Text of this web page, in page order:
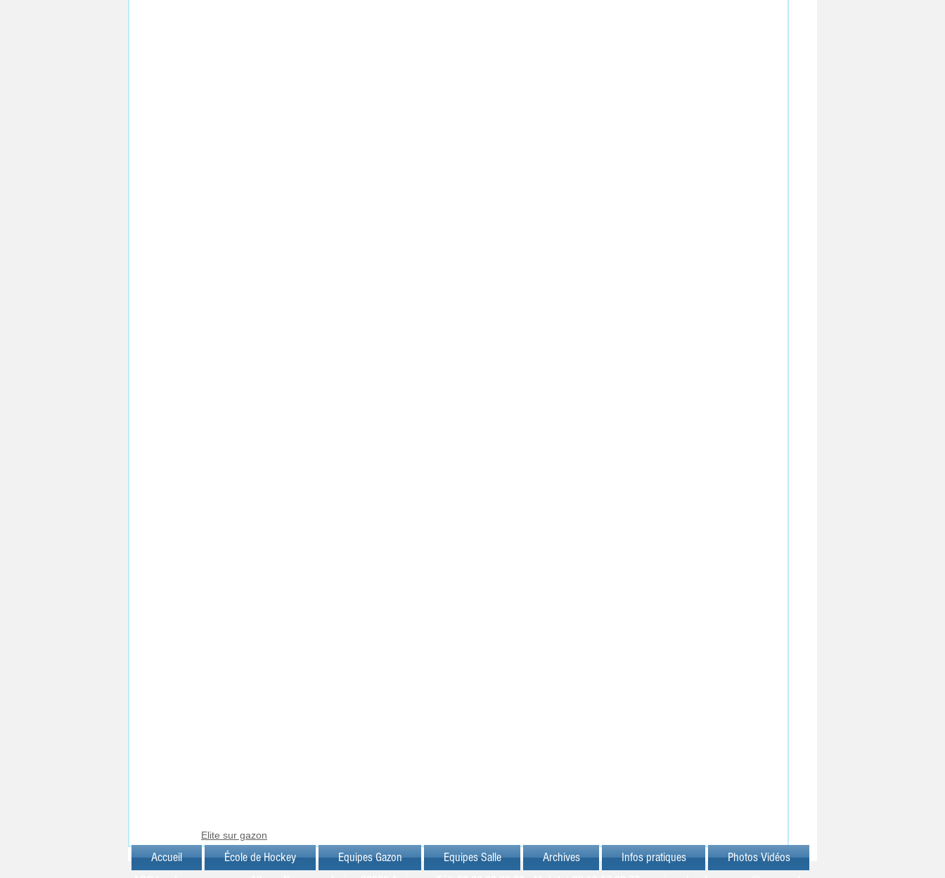
Elite sur gazon
Accueil École de Hockey Equipes Gazon Equipes Salle Archives Infos pratiques Photos Vidéos